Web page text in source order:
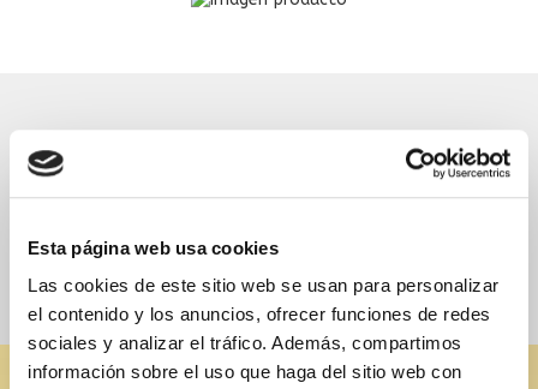
Esta página web usa cookies
Las cookies de este sitio web se usan para personalizar
el contenido y los anuncios, ofrecer funciones de redes
sociales y analizar el tráfico. Además, compartimos
información sobre el uso que haga del sitio web con
Nuestras marcas de Pan y bollería